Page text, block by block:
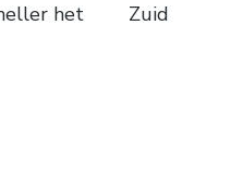
het
Zuid